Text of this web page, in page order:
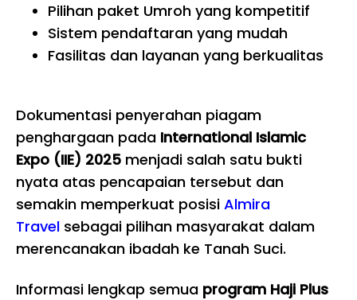
Pilihan paket Umroh yang kompetitif
Sistem pendaftaran yang mudah
Fasilitas dan layanan yang berkualitas
Dokumentasi penyerahan piagam
penghargaan pada International Islamic
Expo (IIE) 2025 menjadi salah satu bukti
nyata atas pencapaian tersebut dan
semakin memperkuat posisi Almira
Travel sebagai pilihan masyarakat dalam
merencanakan ibadah ke Tanah Suci.
Informasi lengkap semua program Haji Plus